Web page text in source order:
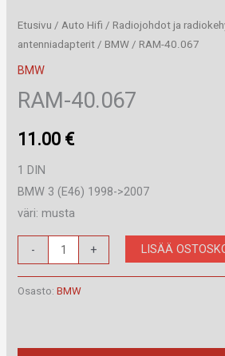
Etusivu / Auto Hifi / Radiojohdot ja
antenniadapterit / BMW / RAM-40.067
BMW
RAM-40.067
11.00 €
1 DIN
BMW 3 (E46) 1998->2007
väri: musta
-
40.067
määrä
+ LISÄÄ
Osasto:BMW